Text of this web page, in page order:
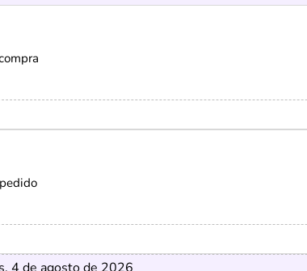
4 de agosto de 2026